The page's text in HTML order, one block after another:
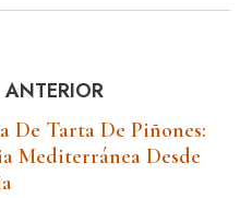
ANTERIOR
De Tarta De Piñones:
Mediterránea Desde